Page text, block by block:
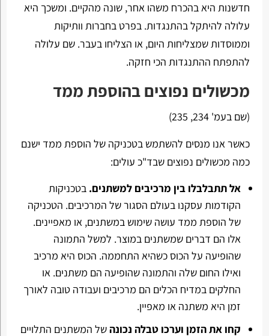
חדשנות היא בהכרח משהו אחר, שונה מהקיים. ומשכך היא
עלולה להיתקל בהתנגדות. בפרט בחברות וותיקות
וממוסדות שמצליחות היום, או הצליחו בעבר. שם עלולה
להתפתח ההתנגדות הכי חזקה.
מכשולים נפוצים בהוספת ממד
(שם בעמ' 234, 235)
כאשר אנו מנסים להשתמש בטכניקה של הוספת ממד ישנם
כמה מכשולים נפוצים שבד"כ עולים:
אל תתבלבלו בין מרכיבים למשתנים. בטכניקות
הקודמות עסקנו בעולם הסגור של המרכיבים. הטכניקה
של הוספת ממד עושה שימוש במשתנים, או מאפיינים.
אלו הם דברים שמשתנים במוצר. למשל התמונה
שהופיעה על הכוס כשהיא התחממה. הכוס היא מרכיב
ואילו החום שלה והתמונה שהופיעה הם משתנים. או
החלקים במדיח הכלים הם מרכיבים ועבודה טובה לאורך
זמן היא משתנה או מאפיין.
קחו את הזמן וערכו טבלה נכונהשל המשתנים התלויים